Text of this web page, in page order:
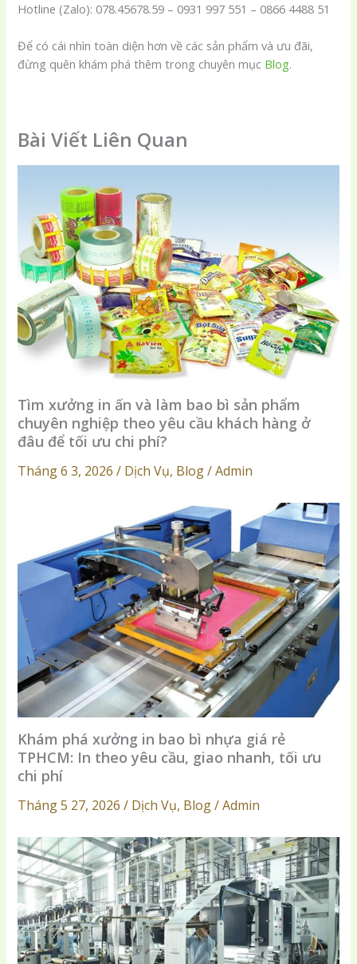
Hotline (Zalo): 078.45678.59 – 0931 997 551 – 0866 4488 51
Để có cái nhìn toàn diện hơn về các sản phẩm và ưu đãi,
đừng quên khám phá thêm trong chuyên mục Blog.
Bài Viết Liên Quan
Tìm xưởng in ấn và làm bao bì sản phẩm
chuyên nghiệp theo yêu cầu khách hàng ở
đâu để tối ưu chi phí?
Tháng 6 3, 2026 / Dịch Vụ, Blog / Admin
Khám phá xưởng in bao bì nhựa giá rẻ
TPHCM: In theo yêu cầu, giao nhanh, tối ưu
chi phí
Tháng 5 27, 2026 / Dịch Vụ, Blog / Admin